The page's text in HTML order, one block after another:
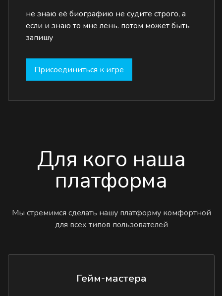
не знаю её биографию не судите строго, а
если и знаю то мне лень. потом может быть
запишу
Присоединиться к игре
Для кого наша
платформа
Мы стремимся сделать нашу платформу комфортной
для всех типов пользователей
Гейм-мастера